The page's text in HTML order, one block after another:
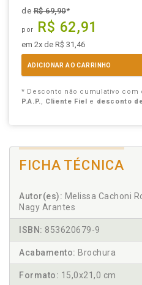
deR$ 69,90*
por R$ 62,91
em 2x de R$ 31,46
ADICIONAR AO CARRINHO
* Desconto não cumulativo
P.A.P., Cliente Fiel e desconto
FICHA TÉCNICA
Autor(es): Melissa Cachoni
Nagy Arantes
ISBN: 853620679-9
Acabamento: Brochura
Formato: 15,0x21,0 cm